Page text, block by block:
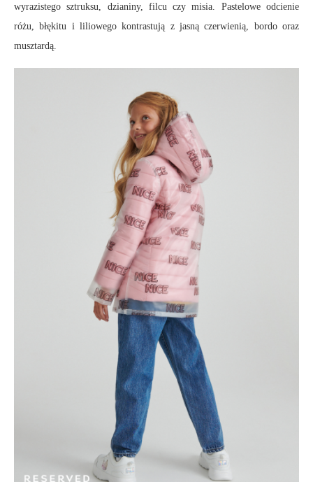
wyrazistego sztruksu, dzianiny, filcu czy misia. Pastelowe odcienie
różu, błękitu i liliowego kontrastują z jasną czerwienią, bordo oraz
musztardą.